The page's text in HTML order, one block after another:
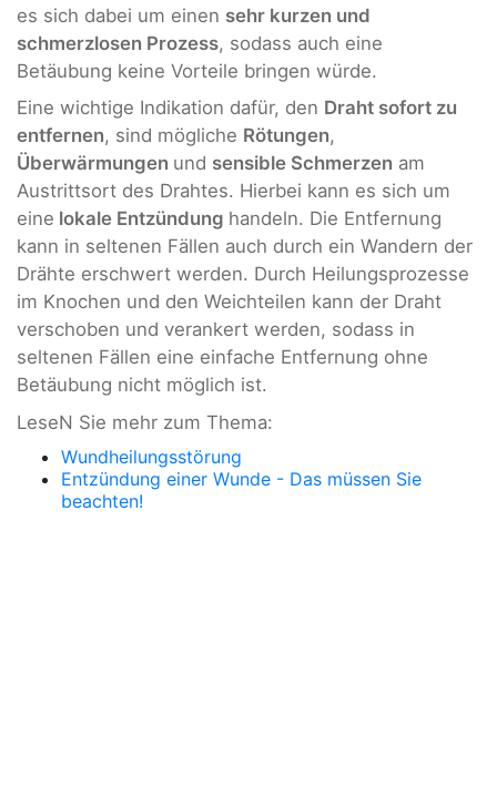
es sich dabei um einen sehr kurzen und
schmerzlosen Prozess, sodass auch eine
Betäubung keine Vorteile bringen würde.
Eine wichtige Indikation dafür, den Draht sofort zu
entfernen, sind mögliche Rötungen,
Überwärmungen und sensible Schmerzen am
Austrittsort des Drahtes. Hierbei kann es sich um
eine lokale Entzündung handeln. Die Entfernung
kann in seltenen Fällen auch durch ein Wandern der
Drähte erschwert werden. Durch Heilungsprozesse
im Knochen und den Weichteilen kann der Draht
verschoben und verankert werden, sodass in
seltenen Fällen eine einfache Entfernung ohne
Betäubung nicht möglich ist.
LeseN Sie mehr zum Thema:
Wundheilungsstörung
Entzündung einer Wunde - Das müssen Sie
beachten!